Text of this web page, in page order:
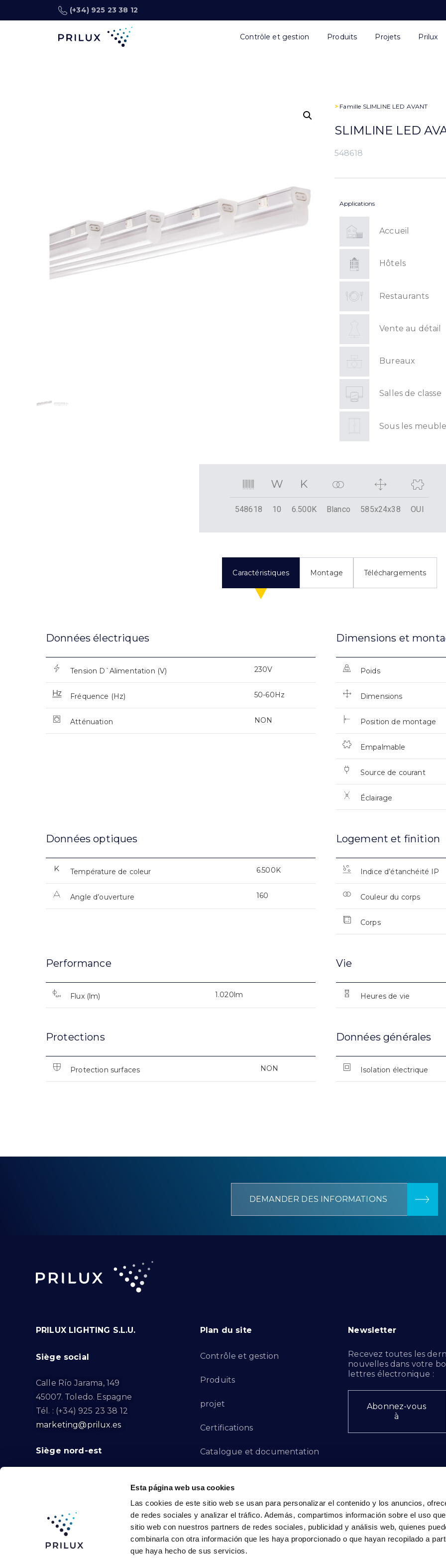
Esta página web usa cookies
Las cookies de este sitio web se usan para personalizar el contenido y los anuncios,
de redes sociales y analizar el tráfico. Además, compartimos información sobre el uso
sitio web con nuestros partners de redes sociales, publicidad y análisis web, quienes
combinarla con otra información que les haya proporcionado o que hayan recopilado a
que haya hecho de sus servicios.
(+34) 925 23 38 12
Contrôle et gestion Produits Projets Prilux
> Famille SLIMLINE LED AVANT
SLIMLINE LED
548618
Applications
Accueil
Hôtels
Restaurants
Vente au détail
Bureaux
Salles de classe
Sous les
548618 10 6.500K Blanco 585x24x38 OUI
Caractéristiques Montage Téléchargements
Données électriques
Tension D`Alimentation (V) 230V
Fréquence (Hz) 50-60Hz
Atténuation NON
Dimensions et
Poids
Dimensions
Position de montage
Empalmable
Source de courant
Éclairage
Données optiques
Température de coleur 6.500K
Angle d’ouverture 160
Logement et finition
Indice d’étanchéité IP
Couleur du corps
Corps
Performance
Flux (lm) 1.020lm
Vie
Heures de vie
Protections
Protection surfaces NON
Données générales
Isolation électrique
DEMANDER DES INFORMATIONS
PRILUX LIGHTING S.L.U.
Siège social
Calle Río Jarama, 149
45007. Toledo. Espagne
Tél. : (+34) 925 23 38 12
marketing@prilux.es
Siège nord-est
08791. Sant Llorenç d’Hortons.
Tél. : (+34) 93 719 23 29
marketing@prilux.es
Plan du site
Contrôle et gestion
Produits
projet
Certifications
Catalogue et documentation
Canal des plaintes
Contacto - FR
Newsletter
Recevez toutes les
nouvelles dans votre
lettres électronique :
Abonnez-vous
à